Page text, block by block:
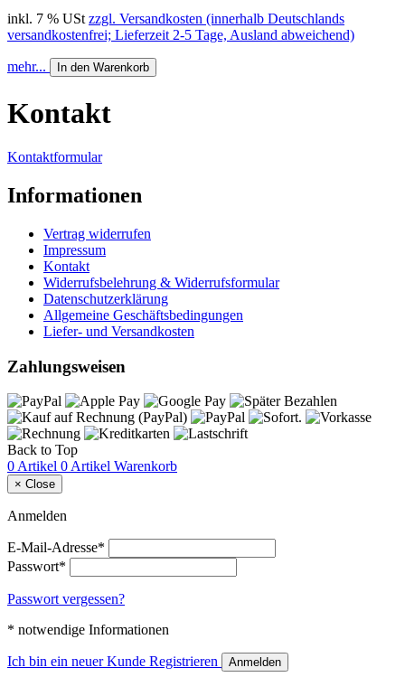
inkl. 7 % USt zzgl. Versandkosten (innerhalb Deutschlands
versandkostenfrei; Lieferzeit 2-5 Tage, Ausland abweichend)
mehr... In den Warenkorb
Kontakt
Kontaktformular
Informationen
Vertrag widerrufen
Impressum
Kontakt
Widerrufsbelehrung & Widerrufsformular
Datenschutzerklärung
Allgemeine Geschäftsbedingungen
Liefer- und Versandkosten
Zahlungsweisen
Back to Top
0 Artikel 0 Artikel Warenkorb
× Close
Anmelden
E-Mail-Adresse*
Passwort*
Passwort vergessen?
* notwendige Informationen
Ich bin ein neuer Kunde Registrieren Anmelden